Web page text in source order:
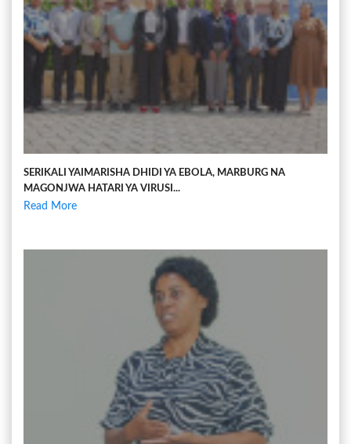
SERIKALI YAIMARISHA DHIDI YA EBOLA, MARBURG NA
MAGONJWA HATARI YA VIRUSI...
Read More